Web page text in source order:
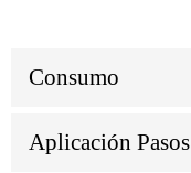
Consumo
Aplicación Pasos